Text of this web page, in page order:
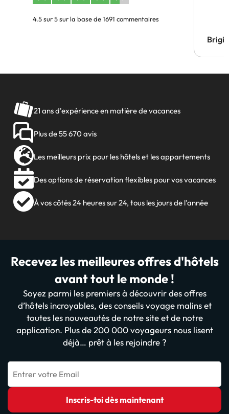
4.5 sur 5 sur la base de 1691 commentaires
21 ans d'expérience en matière de vacances
Plus de 55 670 avis
Les meilleurs prix pour les hôtels et les appartements
Des options de réservation flexibles pour vos vacances
À vos côtés 24 heures sur 24, tous les jours de l'année
Recevez les meilleures offres d'hôtels
avant tout le monde !
Soyez parmi les premiers à découvrir des offres
d’hôtels incroyables, des conseils voyage malins et
toutes les nouveautés de notre site et de notre
application. Plus de 200 000 voyageurs nous lisent
déjà… prêt à les rejoindre ?
Entrer votre Email
Inscris-toi dès maintenant